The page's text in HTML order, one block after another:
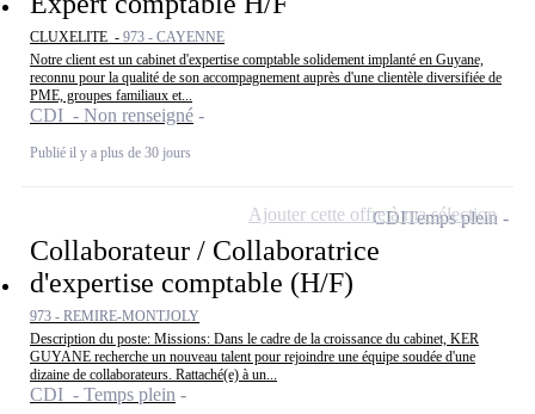
CLUXELITE - 973 - CAYENNE
Notre client est un cabinet d'expertise comptable solidement implanté en Guyane,
reconnu pour la qualité de son accompagnement auprès d'une clientèle diversifiée de
PME, groupes familiaux et...
CDI - Non renseigné
Publié il y a plus de 30 jours
Collaborateur / Collaboratrice
d'expertise comptable (H/F)
973 - REMIRE-MONTJOLY
Description du poste: Missions: Dans le cadre de la croissance du cabinet, KER
GUYANE recherche un nouveau talent pour rejoindre une équipe soudée d'une
dizaine de collaborateurs. Rattaché(e) à un...
CDI - Temps plein
CDITemps plein
Ajouter cette offre à ma sélection